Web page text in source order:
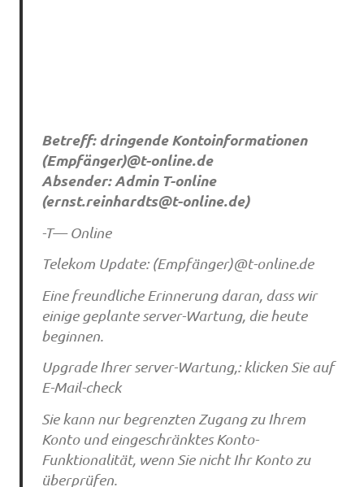
Betreff: dringende Kontoinformationen
(Empfänger)@t-online.de
Absender: Admin T-online
(ernst.reinhardts@t-online.de)
-T— Online
Telekom Update: (Empfänger)@t-online.de
Eine freundliche Erinnerung daran, dass wir
einige geplante server-Wartung, die heute
beginnen.
Upgrade Ihrer server-Wartung,: klicken Sie auf
E-Mail-check
Sie kann nur begrenzten Zugang zu Ihrem
Konto und eingeschränktes Konto-
Funktionalität, wenn Sie nicht Ihr Konto zu
überprüfen.